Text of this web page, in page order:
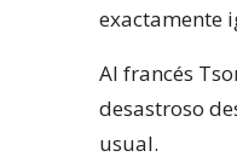
exactamente
Al francés
desastroso
usual.